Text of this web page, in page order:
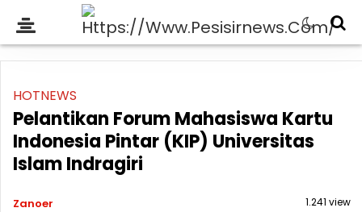
HOTNEWS
Pelantikan Forum Mahasiswa Kartu
Indonesia Pintar (KIP) Universitas
Islam Indragiri
Zanoer
1.241 view